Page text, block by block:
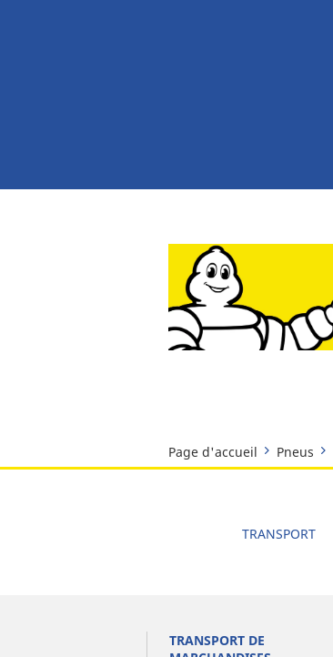
Page d'accueil Pneus
TRANSPORT
TRANSPORT DE